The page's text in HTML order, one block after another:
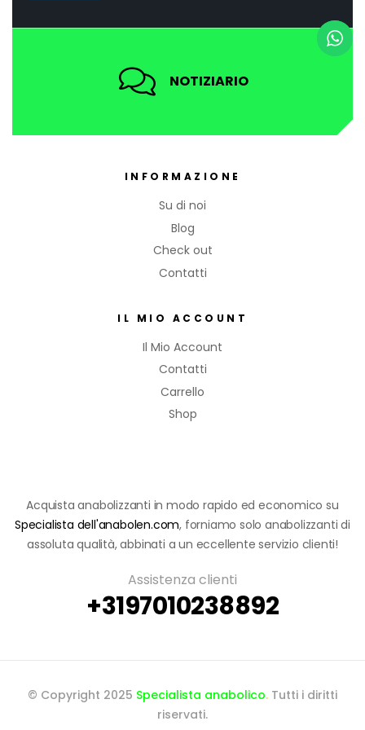
Acquista anabolizzanti in modo rapido ed economico su
Specialista dell'anabolen.com, forniamo solo anabolizzanti di
assoluta qualità, abbinati a un eccellente servizio clienti!
Assistenza clienti
+3197010238892
NOTIZIARIO
INFORMAZIONE
Su di noi
Blog
Check out
Contatti
IL MIO ACCOUNT
Il Mio Account
Contatti
Carrello
Shop
© Copyright 2025 Specialista anabolico. Tutti i diritti
riservati.